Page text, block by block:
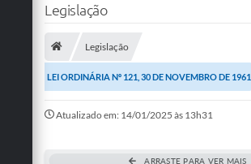
Publicações
A Prefeitura
Legislação
Legislação
LEI ORDINÁRIA Nº 121, 30 DE NOVEMBRO DE 1961
Atualizado em: 14/01/2025 às 13h31
ARRASTE PARA VER MAIS